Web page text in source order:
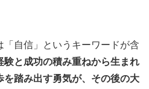
「自信」というキーワードが含
験と成功の積み重ねから生まれ
を踏み出す勇気が、その後の大